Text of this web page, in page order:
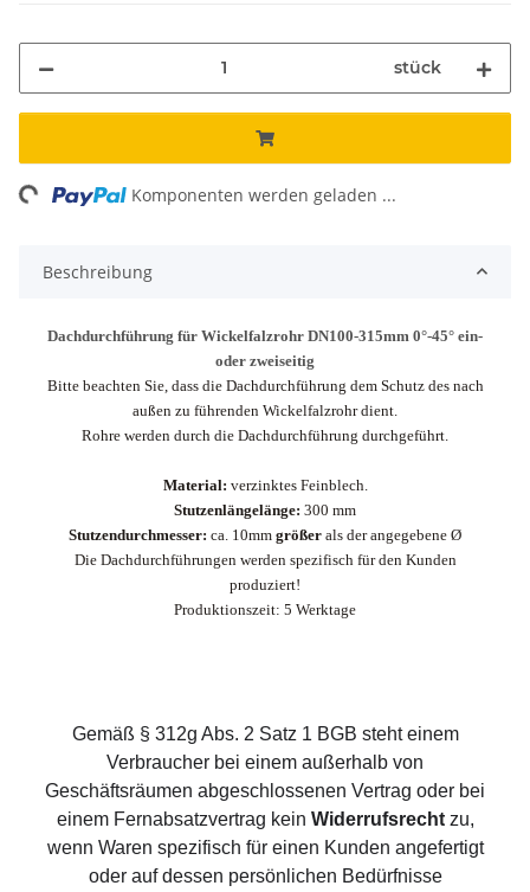
stück
Komponenten werden geladen ...
Beschreibung
Dachdurchführung für Wickelfalzrohr DN100-315mm 0°-45° ein-
oder zweiseitig
Bitte beachten Sie, dass die Dachdurchführung dem Schutz des nach
außen zu führenden Wickelfalzrohr dient.
Rohre werden durch die Dachdurchführung durchgeführt.
Material: verzinktes Feinblech.
Stutzenlängelänge: 300 mm
Stutzendurchmesser: ca. 10mm größer als der angegebene Ø
Die Dachdurchführungen werden spezifisch für den Kunden
produziert!
Produktionszeit: 5 Werktage
Gemäß § 312g Abs. 2 Satz 1 BGB steht einem
Verbraucher bei einem außerhalb von
Geschäftsräumen abgeschlossenen Vertrag oder bei
einem Fernabsatzvertrag kein Widerrufsrecht zu,
wenn Waren spezifisch für einen Kunden angefertigt
oder auf dessen persönlichen Bedürfnisse